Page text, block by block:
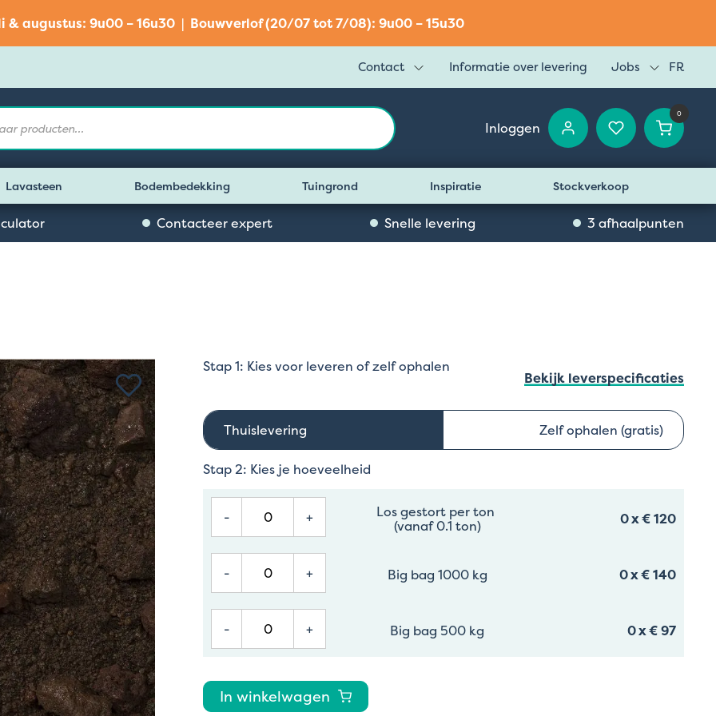
& augustus: 9u00 – 16u30 | Bouwverlof (20/07 tot 7/08): 9u00 – 15u30
Contact Informatie over levering Jobs FR
Inloggen
0
Lavasteen Bodembedekking Tuingrond Inspiratie Stockverkoop
Contacteer expert Snelle levering 3 afhaalpunten
Stap 1: Kies voor leveren of zelf ophalen
Bekijk leverspecificaties
Thuislevering Zelf ophalen (gratis)
Stap 2: Kies je hoeveelheid
- +
Los gestort per ton
(vanaf 0.1 ton)
0x€ 120
- + Big bag 1000 kg 0x€ 140
- + Big bag 500 kg 0x€ 97
In winkelwagen